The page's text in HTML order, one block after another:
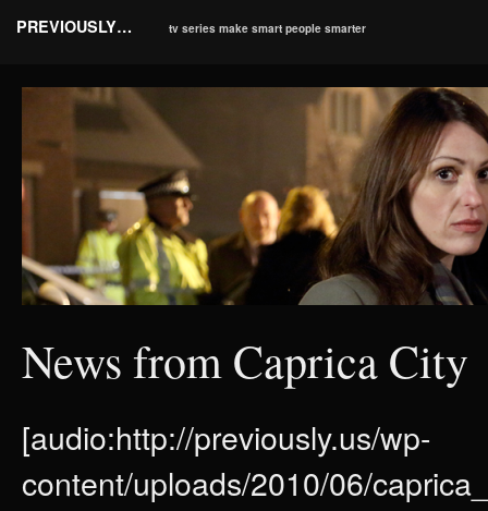
PREVIOUSLY… tv series make smart people smarter
News from Caprica City
[audio:http://previously.us/wp-
content/uploads/2010/06/